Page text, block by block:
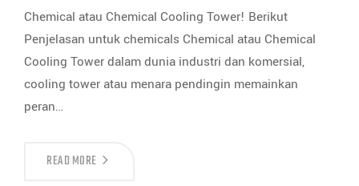
Chemical atau Chemical Cooling Tower! Berikut
Penjelasan untuk chemicals Chemical atau Chemical
Cooling Tower dalam dunia industri dan komersial,
cooling tower atau menara pendingin memainkan
peran…
READ MORE